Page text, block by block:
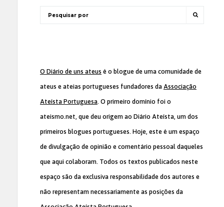
O Diário de uns ateus é o blogue de uma comunidade de
ateus e ateias portugueses fundadores da Associação
Ateísta Portuguesa. O primeiro domínio foi o
ateismo.net, que deu origem ao Diário Ateísta, um dos
primeiros blogues portugueses. Hoje, este é um espaço
de divulgação de opinião e comentário pessoal daqueles
que aqui colaboram. Todos os textos publicados neste
espaço são da exclusiva responsabilidade dos autores e
não representam necessariamente as posições da